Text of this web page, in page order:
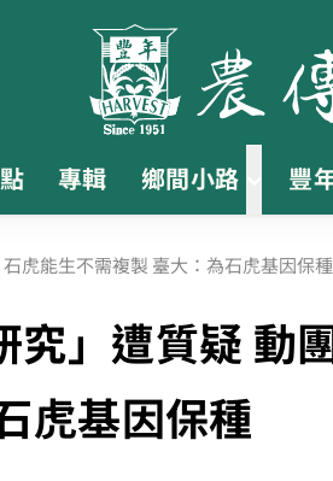
專輯 鄉間小路 豐
虎能生不需複製 臺大：為石虎基因保種
究」遭質疑 動
虎基因保種